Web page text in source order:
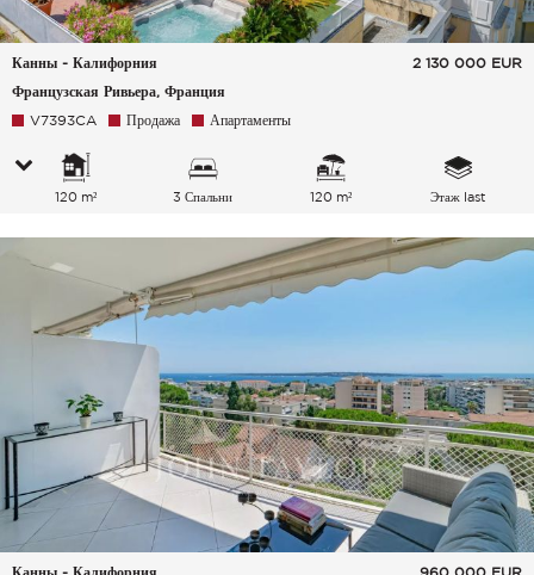
Канны - Калифорния
Французская Ривьера, Франция
2 130 000 EUR
V7393CA Продажа Апартаменты
120 m² 3 Спальни 120 m² Этаж last
Канны - Калифорния
960 000 EUR